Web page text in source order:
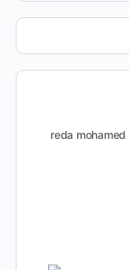
reda mohamed